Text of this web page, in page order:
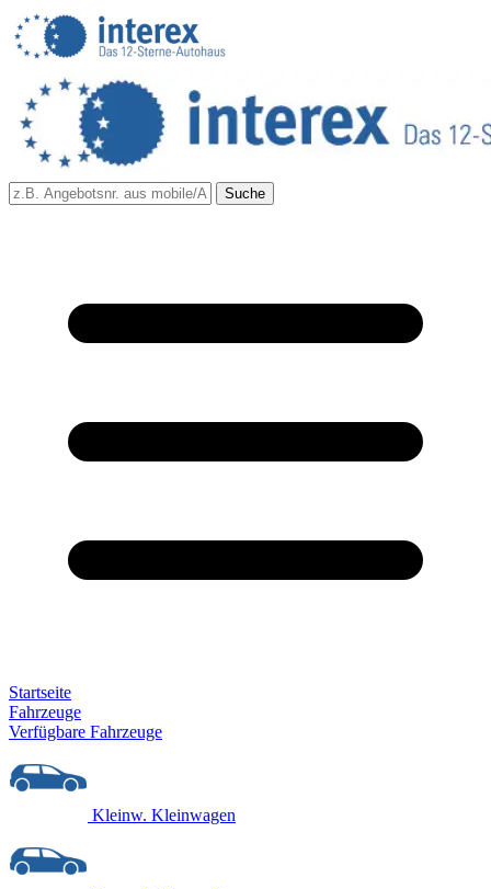
Suche
Startseite
Fahrzeuge
Verfügbare Fahrzeuge
Kleinw. Kleinwagen